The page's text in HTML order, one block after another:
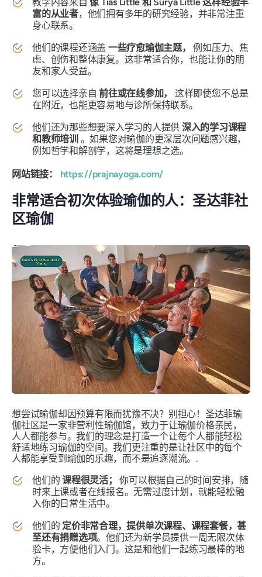
富的从业者，他们拥有多年的研究经验，并非常注重
身心联系。
他们的课程还涵盖 一些疗愈瑜伽主题，
例如压力、焦
虑、创伤和整体康复。这非常适合你，也能让你的朋
友和家人受益。
您可以选择亲自前往或在线参加，
这样即使您不总是
在附近，也能更容易地与诊所保持联系。
他们还为那些想要深入学习的人提供 深入的学习课程
和教师培训 。如果您对瑜伽的更深层次问题感兴趣，
例如哲学和解剖学，这将是理想之选。
网站链接： https://prajnayoga.com/
非常适合初次体验瑜伽的人：圣达菲社
区瑜伽
想尝试瑜伽却因预算有限而犹豫不决？别担心！圣达菲瑜
伽社区是一家非营利性瑜伽馆，致力于让瑜伽价格亲民，
人人都能参与。我们的理念是打造一个让每个人都能轻松
舒适地练习瑜伽的空间。我们更注重的是让社区中的每个
人都能享受到瑜伽的乐趣，而不是追逐潮流。.
他们的课程很灵活；
你可以根据自己的时间安排，随
时来上课或者在线报名。无需过度计划，就能轻松融
入你的日常生活中。
他们的 定价非常合理，提供单次课程、课程套餐，甚
至还有捐赠选项。他们还为新学员提供一周无限次体
验卡，方便他们入门。这是和他们一起练习最棒的地
方。